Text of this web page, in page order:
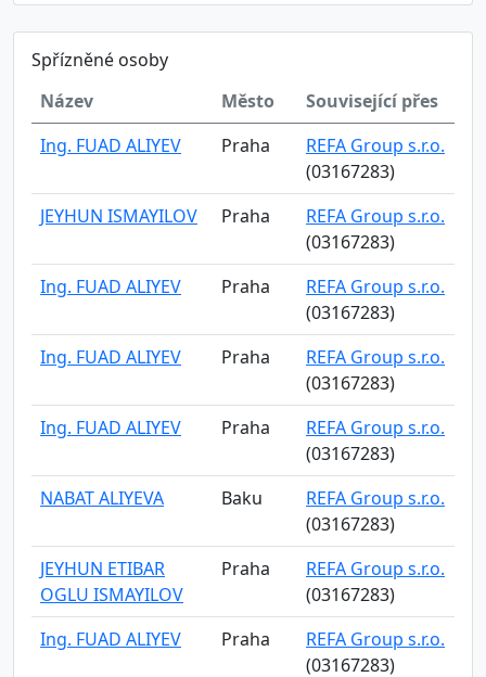
Spřízněné osoby
Název
Město
Související přes
Ing. FUAD ALIYEV
Praha
REFA Group s.r.o.
(03167283)
JEYHUN ISMAYILOV
Praha
REFA Group s.r.o.
(03167283)
Ing. FUAD ALIYEV
Praha
REFA Group s.r.o.
(03167283)
Ing. FUAD ALIYEV
Praha
REFA Group s.r.o.
(03167283)
Ing. FUAD ALIYEV
Praha
REFA Group s.r.o.
(03167283)
NABAT ALIYEVA
Baku
REFA Group s.r.o.
(03167283)
JEYHUN ETIBAR
OGLU ISMAYILOV
Praha
REFA Group s.r.o.
(03167283)
Ing. FUAD ALIYEV
Praha
REFA Group s.r.o.
(03167283)